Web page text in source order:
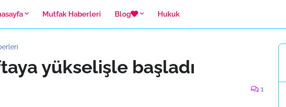
Mutfak Haberleri Blog Hukuk
yükselişle başladı
1